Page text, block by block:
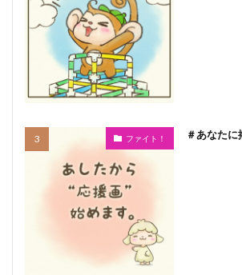
ファイト！ ＃あなた